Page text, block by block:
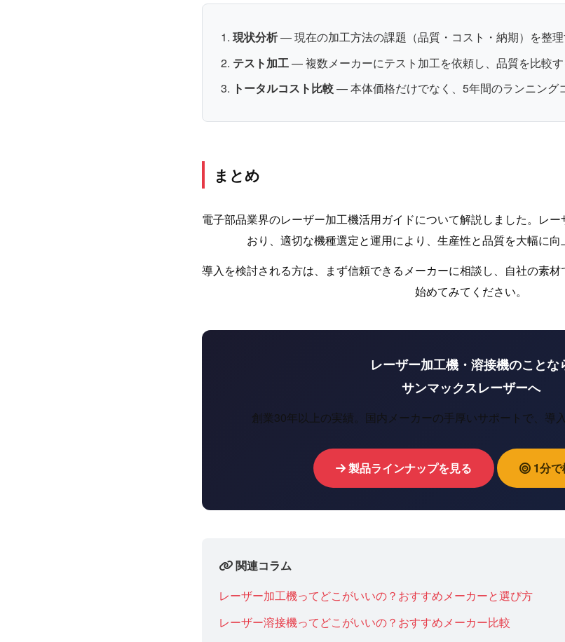
現状分析— 現在の加工方法の課題（品質・コスト・納期）を整理
テスト加工— 複数メーカーにテスト加工を依頼し、品質を比較す
トータルコスト比較— 本体価格だけでなく、5年間のランニング
まとめ
電子部品業界のレーザー加工機活用ガイドについて解説しました。レ
おり、適切な機種選定と運用により、生産性と品質を大幅に向
導入を検討される方は、まず信頼できるメーカーに相談し、自社の素
始めてみてください。
レーザー加工機・溶接機のことな
サンマックスレーザーへ
創業30年以上の実績。国内メーカーの手厚いサポートで、導
製品ラインナップを見る 1分で
関連コラム
レーザー加工機ってどこがいいの？おすすめメーカーと選び方
レーザー溶接機ってどこがいいの？おすすめメーカー比較